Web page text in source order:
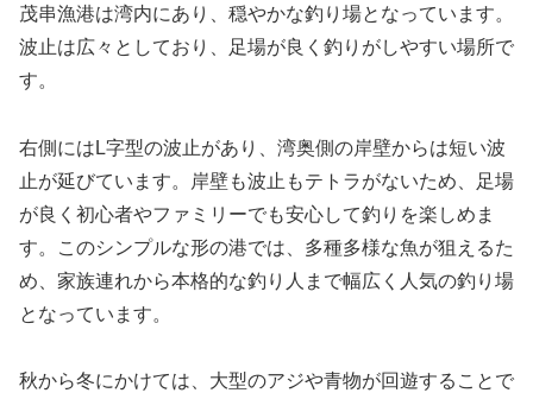
茂串漁港は湾内にあり、穏やかな釣り場となっています。
波止は広々としており、足場が良く釣りがしやすい場所で
す。
右側にはL字型の波止があり、湾奥側の岸壁からは短い波
止が延びています。岸壁も波止もテトラがないため、足場
が良く初心者やファミリーでも安心して釣りを楽しめま
す。このシンプルな形の港では、多種多様な魚が狙えるた
め、家族連れから本格的な釣り人まで幅広く人気の釣り場
となっています。
秋から冬にかけては、大型のアジや青物が回遊することで